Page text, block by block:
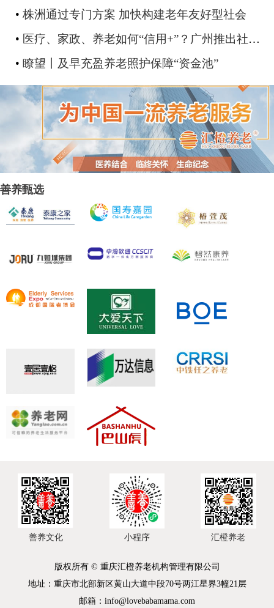
• 株洲通过专门方案 加快构建老年友好型社会
• 医疗、家政、养老如何“信用+”？广州推出社会信用体系建设新方案
• 瞭望丨及早充盈养老照护保障“资金池”
善养甄选
版权所有 © 重庆汇橙养老机构管理有限公司
地址：重庆市北部新区黄山大道中段70号两江星界3幢21层
邮箱：info@lovebabamama.com
善养文化 小程序 汇橙养老